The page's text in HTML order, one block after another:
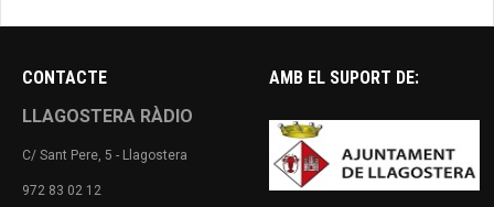
CONTACTE
LLAGOSTERA RÀDIO
C/ Sant Pere, 5 - Llagostera
972 83 02 12
AMB EL SUPORT DE: